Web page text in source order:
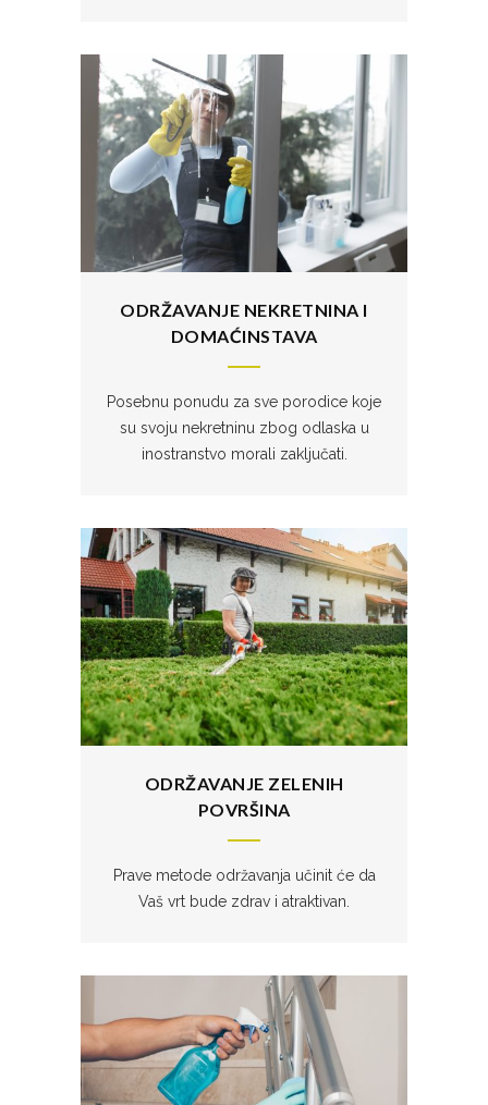
ODRŽAVANJE NEKRETNINA I
DOMAĆINSTAVA
Posebnu ponudu za sve porodice koje
su svoju nekretninu zbog odlaska u
inostranstvo morali zaključati.
ODRŽAVANJE ZELENIH
POVRŠINA
Prave metode održavanja učinit će da
Vaš vrt bude zdrav i atraktivan.